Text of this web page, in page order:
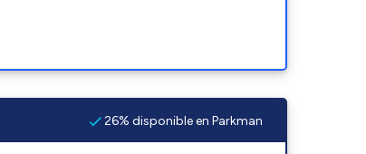
26% disponible en Parkman